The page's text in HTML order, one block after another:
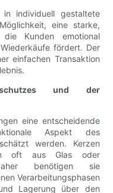
individuell gestaltete
eine starke,
Kunden emotional
fördert. Der
einfachen Transaktion
und der
eine entscheidende
Aspekt des
werden. Kerzen
oft aus Glas oder
benötigen sie
Verarbeitungsphasen
Lagerung über den